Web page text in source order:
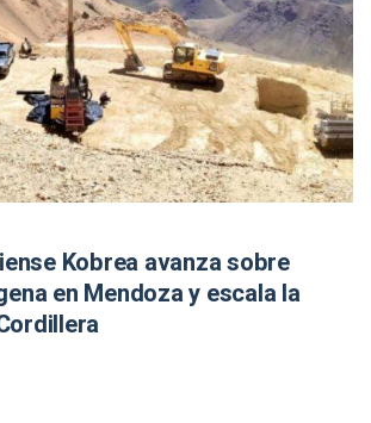
Kobrea avanza sobre
en Mendoza y escala la